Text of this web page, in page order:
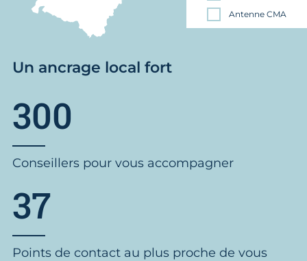
Antenne CMA
Un ancrage local fort
300
Conseillers pour vous accompagner
37
Points de contact au plus proche de vous